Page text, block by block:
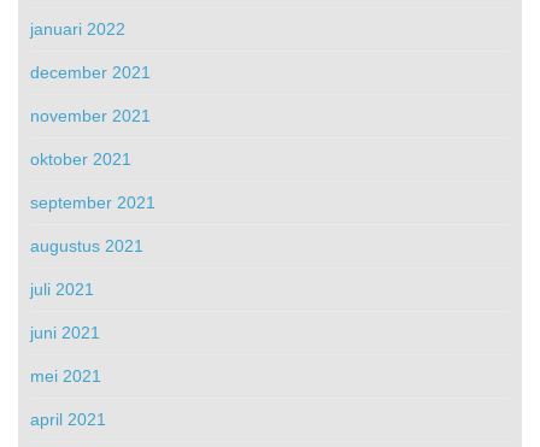
januari 2022
december 2021
november 2021
oktober 2021
september 2021
augustus 2021
juli 2021
juni 2021
mei 2021
april 2021